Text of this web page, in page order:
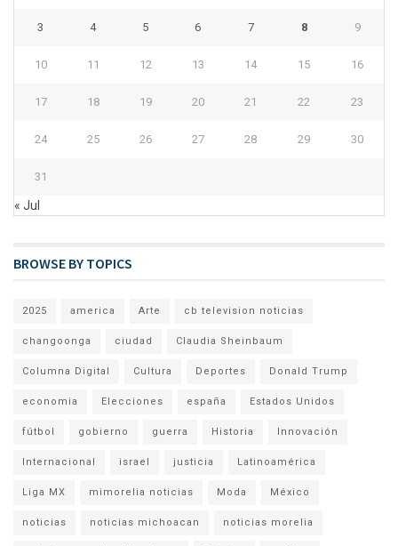
3 4 5 6 7 8 9
10 11 12 13 14 15 16
17 18 19 20 21 22 23
24 25 26 27 28 29 30
31
« Jul
BROWSE BY TOPICS
2025 america Arte cb television noticias
changoonga ciudad Claudia Sheinbaum
Columna Digital Cultura Deportes Donald Trump
economia Elecciones españa Estados Unidos
fútbol gobierno guerra Historia Innovación
Internacional israel justicia Latinoamérica
Liga MX mimorelia noticias Moda México
noticias noticias michoacan noticias morelia